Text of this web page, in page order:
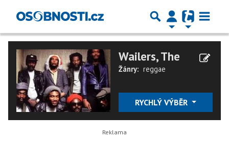
Wailers, The
Žánry: reggae
RYCHLÝ VÝBĚR